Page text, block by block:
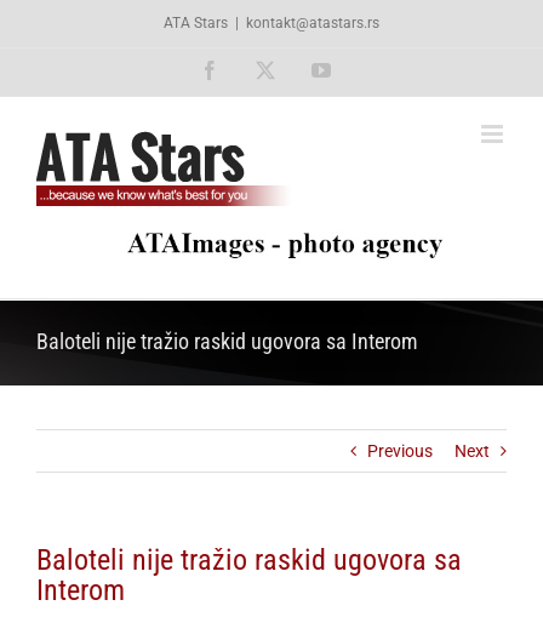
ATA Stars kontakt@atastars.rs
Facebook YouTube
Baloteli nije tražio raskid ugovora sa Interom
Previous Next
Baloteli nije tražio raskid ugovora sa
Interom